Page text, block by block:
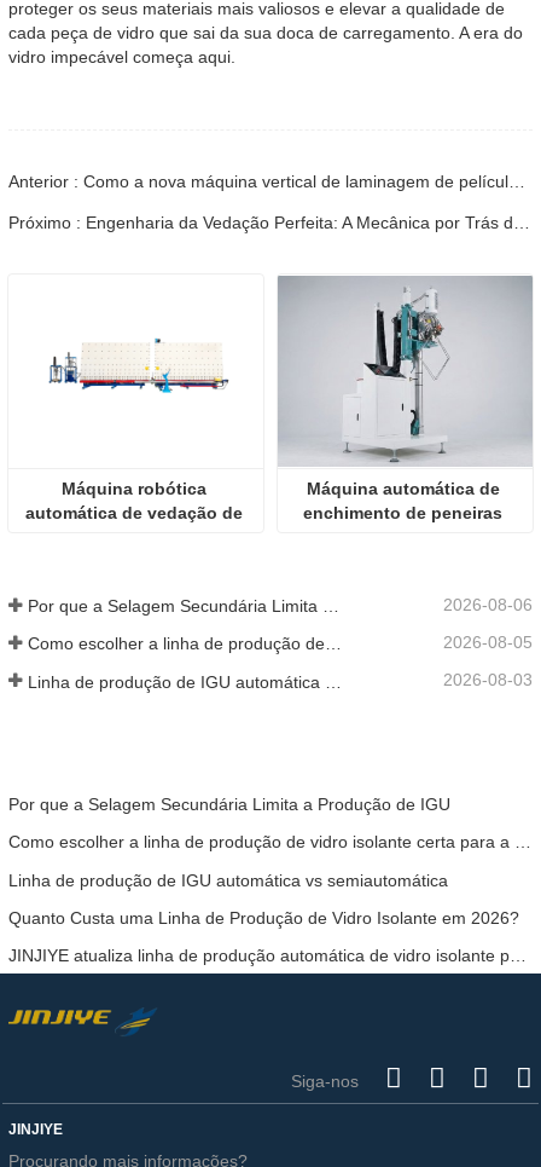
proteger os seus materiais mais valiosos e elevar a qualidade de
cada peça de vidro que sai da sua doca de carregamento. A era do
vidro impecável começa aqui.
Máquina robótica
automática de vedação de
Máquina automática de
enchimento de peneiras
2026-08-06
Como escolher a linha de produção de vidro isolante certa para a sua fábrica 2026-08-05
2026-08-03
Por que a Selagem Secundária Limita a Produção de IGU
Como escolher a linha de produção de vidro isolante certa para a sua fábrica
Linha de produção de IGU automática vs semiautomática
Quanto Custa uma Linha de Produção de Vidro Isolante em 2026?
Siga-nos
JINJIYE
Procurando mais informações?